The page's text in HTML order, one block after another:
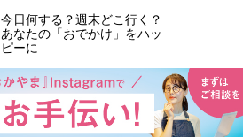
今日何する？週末どこ行く？
あなたの「おでかけ」をハッ
ピーに